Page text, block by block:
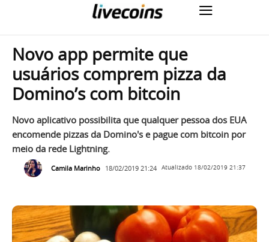
Novo app permite que
usuários comprem pizza da
Domino’s com bitcoin
Novo aplicativo possibilita que qualquer pessoa dos EUA
encomende pizzas da Domino's e pague com bitcoin por
meio da rede Lightning.
Camila Marinho 18/02/2019 21:24 Atualizado 18/02/2019 21:37